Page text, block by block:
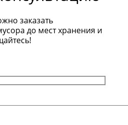
заказать
до мест хранения и